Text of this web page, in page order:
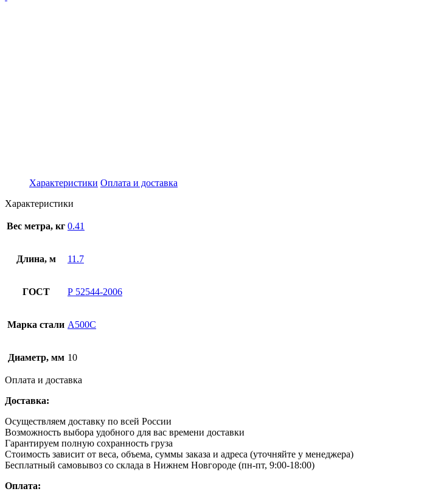
Характеристики Оплата и доставка
Характеристики
Вес метра, кг 0.41
Длина, м 11.7
ГОСТ Р 52544-2006
Марка стали А500С
Диаметр, мм 10
Оплата и доставка
Доставка:
Осуществляем доставку по всей России
Возможность выбора удобного для вас времени доставки
Гарантируем полную сохранность груза
Стоимость зависит от веса, объема, суммы заказа и адреса (уточняйте у менеджера)
Бесплатный самовывоз со склада в Нижнем Новгороде (пн-пт, 9:00-18:00)
Оплата: